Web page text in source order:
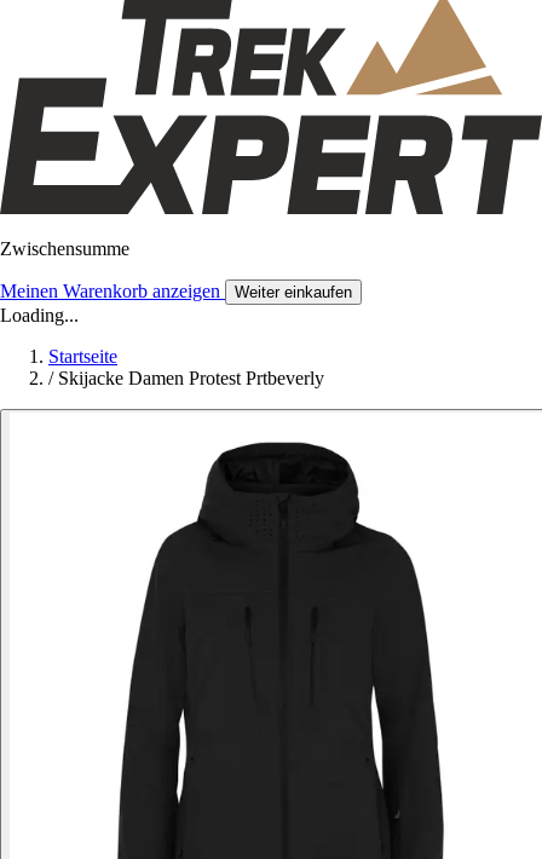
Zwischensumme
Meinen Warenkorb anzeigen Weiter einkaufen
Loading...
Startseite
/ Skijacke Damen Protest Prtbeverly